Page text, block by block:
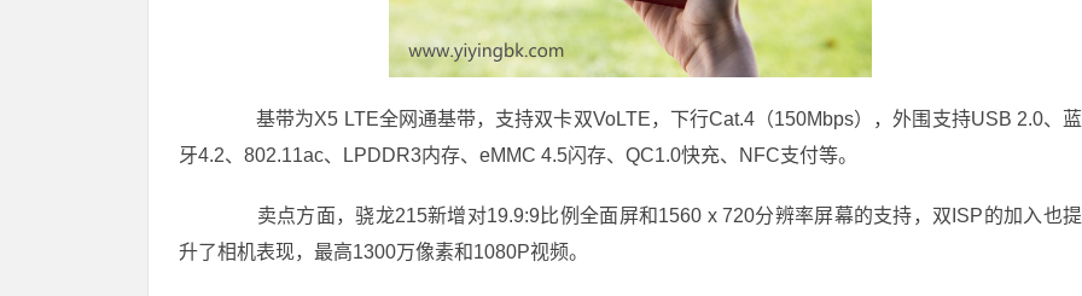
基带为X5 LTE全网通基带，支持双卡双VoLTE，下行Cat.4（150Mbps），外围支持USB 2.0、蓝
牙4.2、802.11ac、LPDDR3内存、eMMC 4.5闪存、QC1.0快充、NFC支付等。
卖点方面，骁龙215新增对19.9:9比例全面屏和1560 x 720分辨率屏幕的支持，双ISP的加入也提
升了相机表现，最高1300万像素和1080P视频。